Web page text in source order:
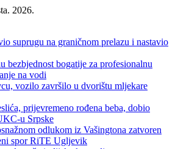
2026.
suprugu na graničnom prelazu i nastavio
bezbjednost bogatije za profesionalnu
na vodi
vozilo završilo u dvorištu mljekare
prijevremeno rođena beba, dobio
u Srpske
odlukom iz Vašingtona zatvoren
spor RiTE Ugljevik